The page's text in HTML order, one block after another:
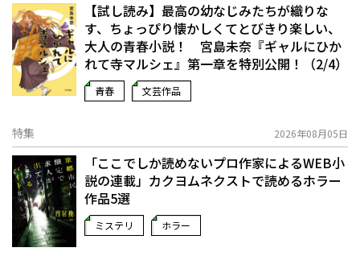
【試し読み】最高の幼なじみたちが織りな
す、ちょっぴり懐かしくてとびきり楽しい、
大人の青春小説！ 宮島未奈『ギャルにひか
れて寺マルシェ』第一章を特別公開！（2/4）
青春 文芸作品
特集 2026年08月05日
「ここでしか読めないプロ作家によるWEB小
説の連載」――カクヨムネクストで読めるホラー
作品5選
ミステリ ホラー